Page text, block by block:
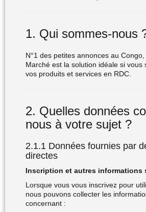
1. Qui sommes-nous
N°1 des petites annonces au
Marché est la solution idéale si vous
vos produits et services en RDC.
2. Quelles données
nous à votre sujet ?
2.1.1 Données fournies par
directes
Inscription et autres informations
Lorsque vous vous inscrivez pour
nous pouvons collecter les
concernant :